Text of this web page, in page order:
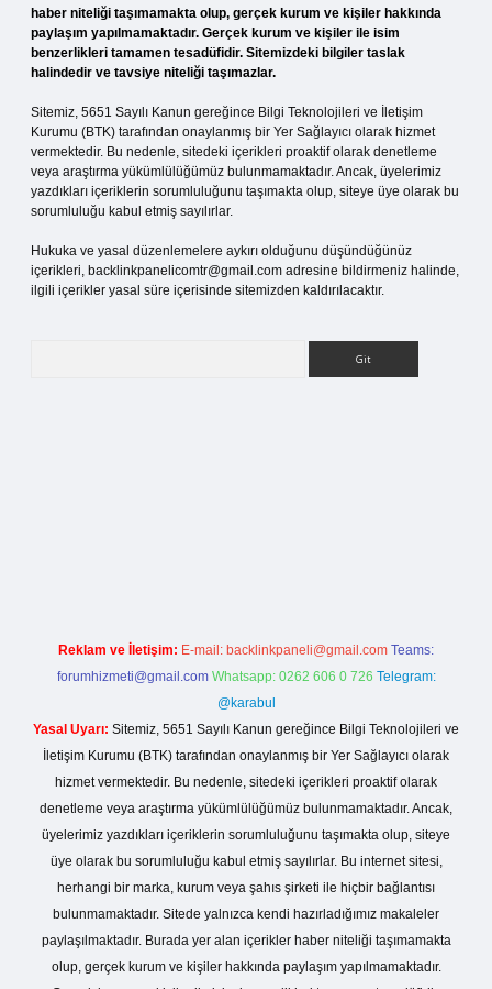
haber niteliği taşımamakta olup, gerçek kurum ve kişiler hakkında
paylaşım yapılmamaktadır. Gerçek kurum ve kişiler ile isim
benzerlikleri tamamen tesadüfidir. Sitemizdeki bilgiler taslak
halindedir ve tavsiye niteliği taşımazlar.
Sitemiz, 5651 Sayılı Kanun gereğince Bilgi Teknolojileri ve İletişim
Kurumu (BTK) tarafından onaylanmış bir Yer Sağlayıcı olarak hizmet
vermektedir. Bu nedenle, sitedeki içerikleri proaktif olarak denetleme
veya araştırma yükümlülüğümüz bulunmamaktadır. Ancak, üyelerimiz
yazdıkları içeriklerin sorumluluğunu taşımakta olup, siteye üye olarak bu
sorumluluğu kabul etmiş sayılırlar.
Hukuka ve yasal düzenlemelere aykırı olduğunu düşündüğünüz
içerikleri, backlinkpanelicomtr@gmail.com adresine bildirmeniz halinde,
ilgili içerikler yasal süre içerisinde sitemizden kaldırılacaktır.
Reklam ve İletişim: E-mail: backlinkpaneli@gmail.com Teams:
forumhizmeti@gmail.com Whatsapp: 0262 606 0 726 Telegram:
@karabul
Yasal Uyarı: Sitemiz, 5651 Sayılı Kanun gereğince Bilgi Teknolojileri ve
İletişim Kurumu (BTK) tarafından onaylanmış bir Yer Sağlayıcı olarak
hizmet vermektedir. Bu nedenle, sitedeki içerikleri proaktif olarak
denetleme veya araştırma yükümlülüğümüz bulunmamaktadır. Ancak,
üyelerimiz yazdıkları içeriklerin sorumluluğunu taşımakta olup, siteye
üye olarak bu sorumluluğu kabul etmiş sayılırlar. Bu internet sitesi,
herhangi bir marka, kurum veya şahıs şirketi ile hiçbir bağlantısı
bulunmamaktadır. Sitede yalnızca kendi hazırladığımız makaleler
paylaşılmaktadır. Burada yer alan içerikler haber niteliği taşımamakta
olup, gerçek kurum ve kişiler hakkında paylaşım yapılmamaktadır.